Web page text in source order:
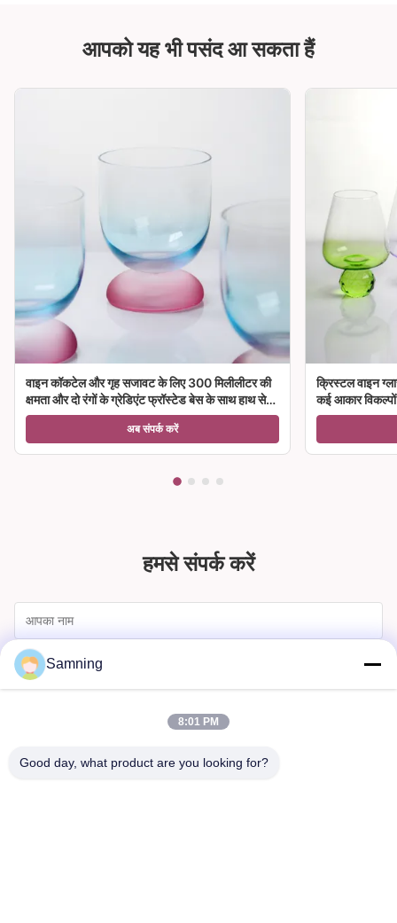
आपको यह भी पसंद आ सकता हैं
वाइन कॉकटेल और गृह सजावट के लिए 300 मिलीलीटर की
क्षमता और दो रंगों के ग्रेडिएंट फ्रॉस्टेड बेस के साथ हाथ से
उड़ा क्रिस्टल वाइन ग्लास गॉब्लेट
अब संपर्क करें
क्रिस्टल वाइन
कई आकार विकल्पों
हमसे संपर्क करें
Samning
8:01 PM
Good day, what product are you looking for?